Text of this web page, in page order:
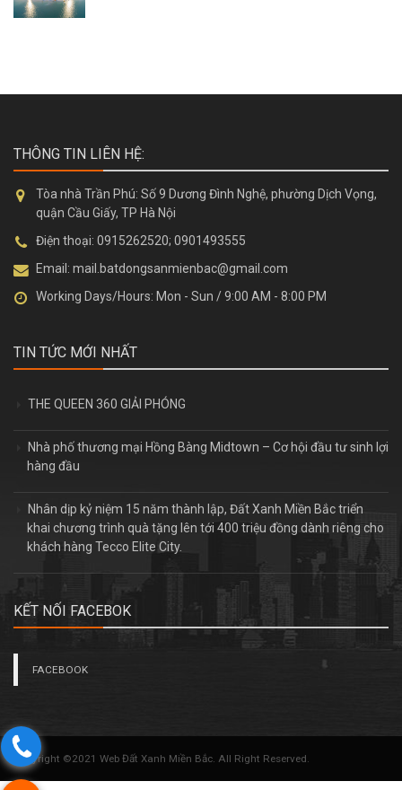
0915262520; 0901493555
Email:mail.batdongsanmienbac@gmail.com
Working Days/Hours: Mon - Sun / 9:00 AM - 8:00 PM
TIN TỨC MỚI NHẤT
Nhà phố thương mại Hồng Bàng Midtown – Cơ hội đầu tư sinh lợi
Nhân dịp kỷ niệm 15 năm thành lập, Đất Xanh Miền Bắc triển
khai chương trình quà tặng lên tới 400 triệu đồng dành riêng cho
khách hàng Tecco Elite City.
KẾT NỐI FACEBOK